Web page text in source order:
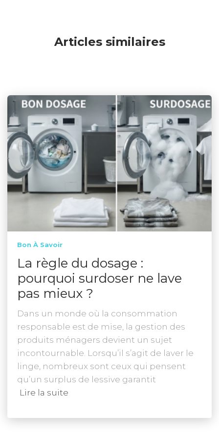
Articles similaires
Bon À Savoir
La règle du dosage :
pourquoi surdoser ne lave
pas mieux ?
Dans un monde où la consommation
responsable est de mise, la gestion des
produits ménagers devient un sujet
incontournable. Lorsqu’il s’agit de laver le
linge, nombreux sont ceux qui pensent
qu’un surplus de lessive garantit
Lire la suite